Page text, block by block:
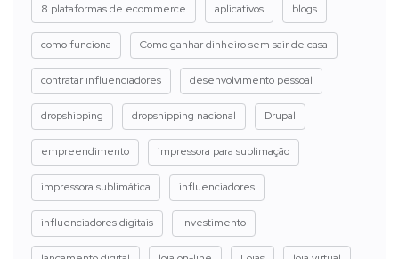
8 plataformas de ecommerce aplicativos blogs
como funciona Como ganhar dinheiro sem sair de casa
contratar influenciadores desenvolvimento pessoal
dropshipping dropshipping nacional Drupal
empreendimento impressora para sublimação
impressora sublimática influenciadores
influenciadores digitais Investimento